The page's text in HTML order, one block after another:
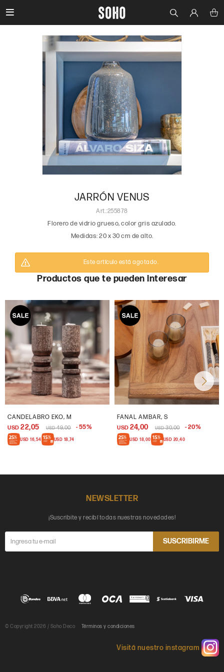

JARRÓN VENUS
255878
Florero de vidrio grueso, color gris azulado.
Medidas: 20 x 30 cm de alto.
Este artículo está agotado.
Productos que te pueden interesar
CANDELABRO EKO, M
USD 22,05 USD 49,00 55
USD 16,54 USD 18,74
FANAL AMBAR, S
USD 24,00 USD 30,00 20
USD 18,00 USD 20,40
NEWSLETTER
¡Suscribite y recibí todas nuestras novedades!
SUSCRIBIRME

© Copyright 2026 / Soho Deco Términos y condiciones